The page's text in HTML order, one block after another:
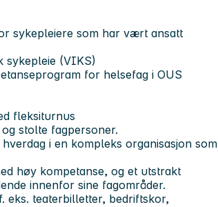
sykepleiere som har vært ansatt
sykepleie (VIKS)
for helsefag i OUS
fleksiturnus
stolte fagpersoner.
i en kompleks organisasjon som
høy kompetanse, og et utstrakt
innenfor sine fagområder.
eks. teaterbilletter, bedriftskor,